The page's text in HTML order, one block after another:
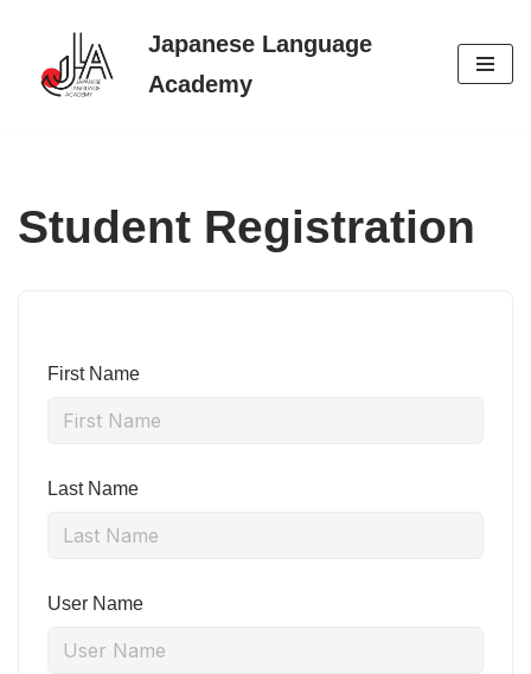
Skip
Japanese Language
Academy
Student Registration
First Name
Last Name
User Name